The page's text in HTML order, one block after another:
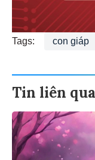
Tags: con giáp
Tin liên